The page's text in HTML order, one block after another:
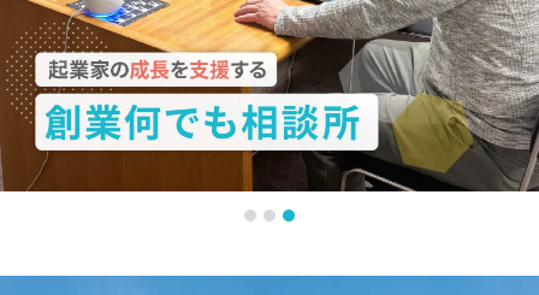
お問い合わせ